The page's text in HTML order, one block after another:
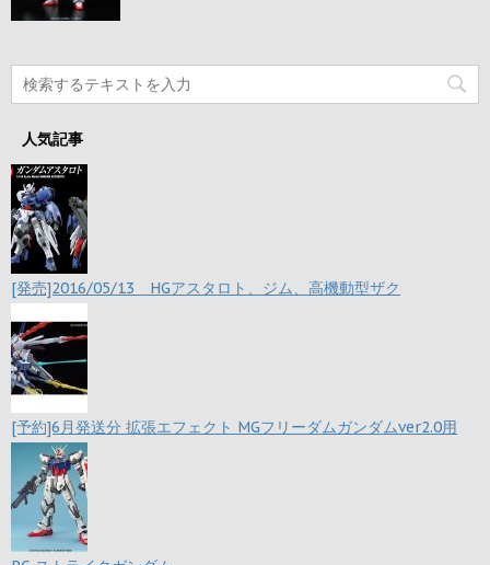
人気記事
[発売]2016/05/13 HGアスタロト、ジム、高機動型ザク
[予約]6月発送分 拡張エフェクト MGフリーダムガンダムver2.0用